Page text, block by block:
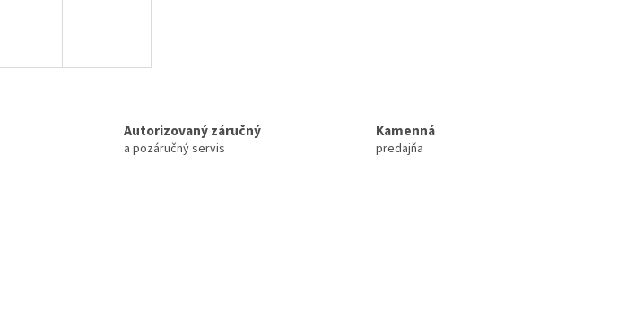
Autorizovaný záručný
a pozáručný servis
Kamenná
predajňa